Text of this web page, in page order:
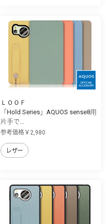
ＬＯＯＦ
「Hold Series」AQUOS sense8用
片手で...
参考価格￥2,980
レザー